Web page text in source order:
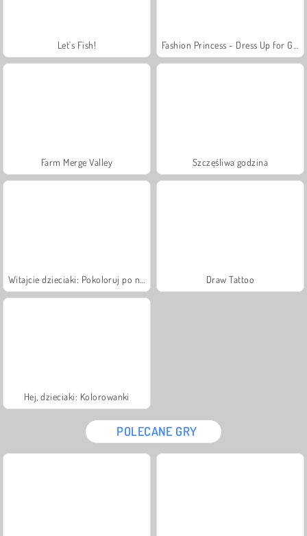
Let's Fish!
Farm Merge Valley Szczęśliwa godzina
Draw Tattoo
Hej, dzieciaki: Kolorowanki
POLECANE GRY